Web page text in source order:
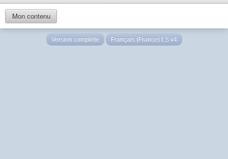
Mon contenu
Version complète Français (France) LS v4